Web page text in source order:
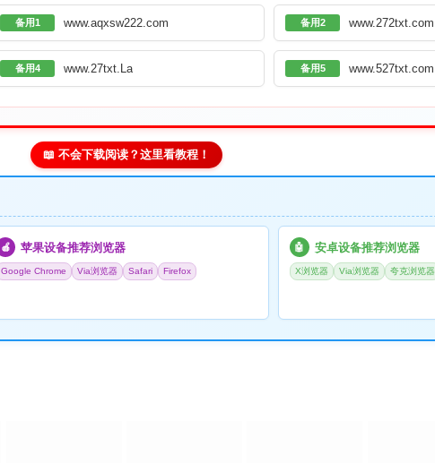
备用1 www.aqxsw222.com 备用2 www.272txt.com
备用4 www.27txt.La 备用5 www.527txt.com
📖 不会下载阅读？这里看教程！
🍎 苹果设备推荐浏览器
Google Chrome Via浏览器 Safari Firefox
🤖 安卓设备推荐浏览器
X浏览器 Via浏览器 夸克浏览器